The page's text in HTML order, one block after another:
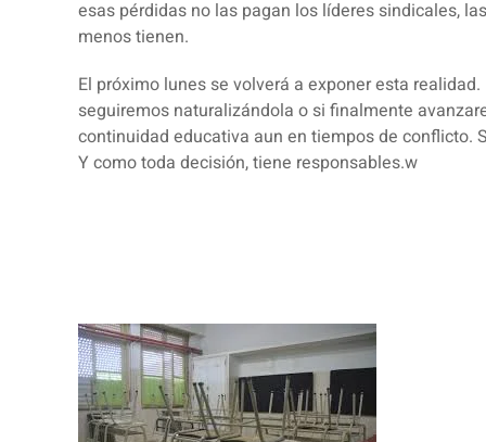
esas pérdidas no las pagan los líderes sindicales,
menos tienen.
El próximo lunes se volverá a exponer esta
seguiremos naturalizándola o si finalmente
continuidad educativa aun en tiempos de conflicto.
Y como toda decisión, tiene responsables.w